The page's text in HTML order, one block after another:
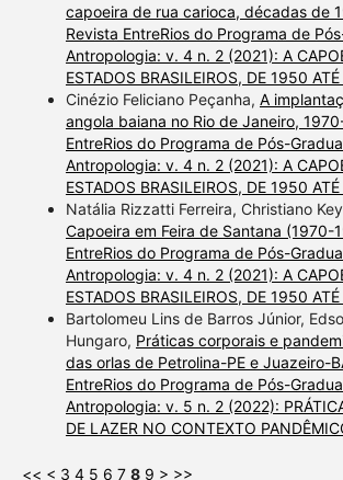
capoeira de rua carioca, décadas de
Revista EntreRios do Programa de
Antropologia: v. 4 n. 2 (2021): A
ESTADOS BRASILEIROS, DE 1950
Cinézio Feliciano Peçanha, A
angola baiana no Rio de Janeiro,
EntreRios do Programa de Pós-
Antropologia: v. 4 n. 2 (2021): A
ESTADOS BRASILEIROS, DE 1950
Natália Rizzatti Ferreira, Christiano
Capoeira em Feira de Santana (1970-
EntreRios do Programa de Pós-
Antropologia: v. 4 n. 2 (2021): A
ESTADOS BRASILEIROS, DE 1950
Bartolomeu Lins de Barros Júnior,
Hungaro, Práticas corporais e
das orlas de Petrolina-PE e Juazeiro-
EntreRios do Programa de Pós-
Antropologia: v. 5 n. 2 (2022):
DE LAZER NO CONTEXTO
<< < 3 4 5 6 7 8 9 > >>